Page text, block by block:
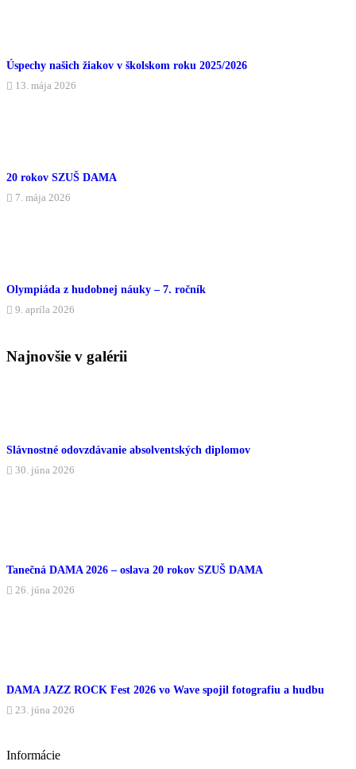
Úspechy našich žiakov v školskom roku 2025/2026
13. mája 2026
20 rokov SZUŠ DAMA
7. mája 2026
Olympiáda z hudobnej náuky – 7. ročník
9. apríla 2026
Najnovšie v galérii
Slávnostné odovzdávanie absolventských diplomov
30. júna 2026
Tanečná DAMA 2026 – oslava 20 rokov SZUŠ DAMA
26. júna 2026
DAMA JAZZ ROCK Fest 2026 vo Wave spojil fotografiu a hudbu
23. júna 2026
Informácie